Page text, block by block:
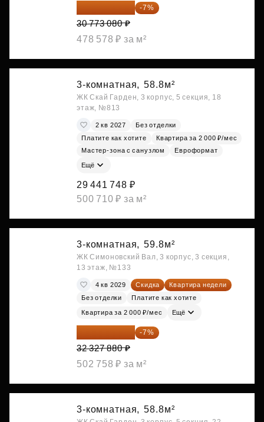
28 618 964 ₽ -7%
30 773 080 ₽
478 578 ₽ за м²
3-комнатная, 58.8м²
ЖК Скай Гарден, 3 корпус, 5 секция, 18
этаж, №813
2 кв 2027
Без отделки
Платите как хотите
Квартира за 2 000 ₽/мес
Мастер-зона с санузлом
Евроформат
Ещё
29 441 748 ₽
500 710 ₽ за м²
3-комнатная, 59.8м²
ЖК Симоновский Вал, 3 корпус, 3 секция,
13 этаж, №133
4 кв 2029 Скидка
Квартира недели
Без отделки
Платите как хотите
Квартира за 2 000 ₽/мес Ещё
30 064 928 ₽ -7%
32 327 880 ₽
502 758 ₽ за м²
3-комнатная, 58.8м²